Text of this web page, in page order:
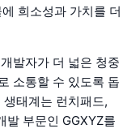
희소성과 가치를 더
발자가 더 넓은 청중
소통할 수 있도록 돕
태계는 런치패드,
발 부문인 GGXYZ를